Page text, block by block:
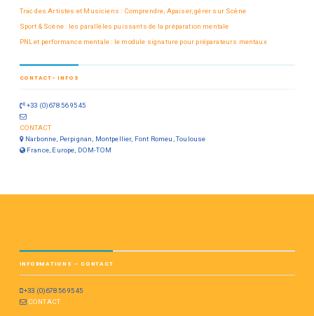
Trac des Artistes et Musiciens : Comprendre, Apaiser, gérer sur Scène
Sport & Scène : les parallèles puissants de la préparation mentale
PNL et performance mentale : le module signature pour préparateurs mentaux
CONTACT- INFOS
+33 (0)678 56 95 45
CONTACT
Narbonne, Perpignan, Montpellier, Font Romeu, Toulouse
France, Europe, DOM-TOM
INFORMATIONS – CONTACT
+33 (0)678 56 95 45
CONTACT